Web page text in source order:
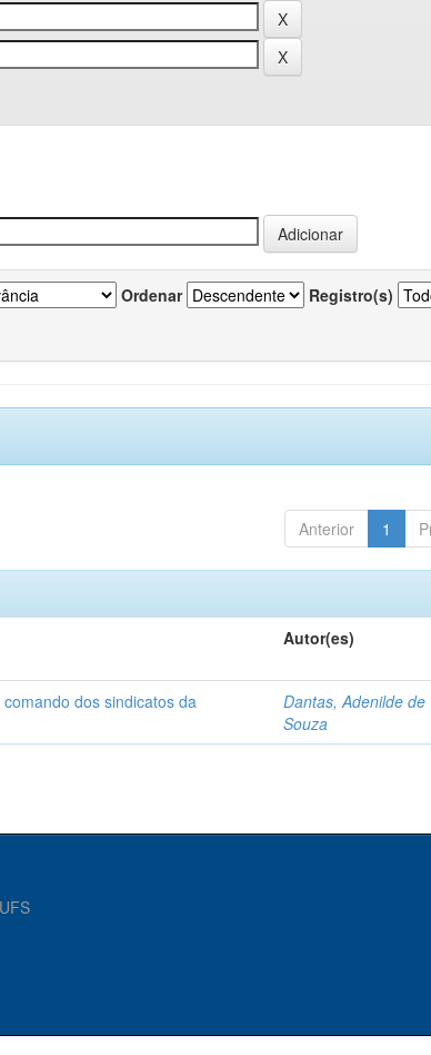
Ordenar Registro(s)
Anterior 1
Autor(es)
dos sindicatos da
Dantas, Adenilde de
Souza